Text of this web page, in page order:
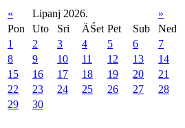
« Lipanj 2026.
»
Pon
Uto Sri ÄŚet Pet Sub
Ned
1
2 3 4 5 6
7
8
9 10 11 12 13
14
15
16 17 18 19 20
21
22
23 24 25 26 27
28
29
30